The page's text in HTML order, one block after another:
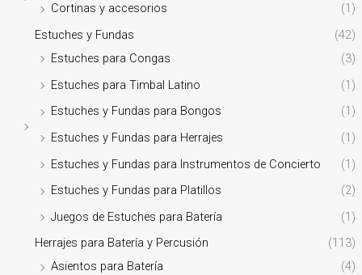
Cortinas y accesorios
(1)
Estuches y Fundas
(42)
Estuches para Congas
(3)
Estuches para Timbal Latino
(1)
Estuches y Fundas para Bongos
(1)
Estuches y Fundas para Herrajes
(1)
Estuches y Fundas para Instrumentos de Concierto
(1)
Estuches y Fundas para Platillos
(2)
Juegos de Estuches para Batería
(1)
Herrajes para Batería y Percusión
(113)
Asientos para Batería
(4)